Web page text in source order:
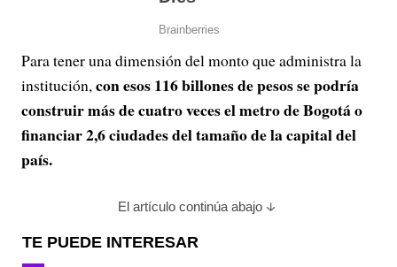
Para tener una dimensión del monto que administra la
institución,con esos 116 billones de pesos se podría
construir más de cuatro veces el metro de Bogotá o
financiar 2,6 ciudades del tamaño de la capital del
país.
El artículo continúa abajo
TE PUEDE INTERESAR